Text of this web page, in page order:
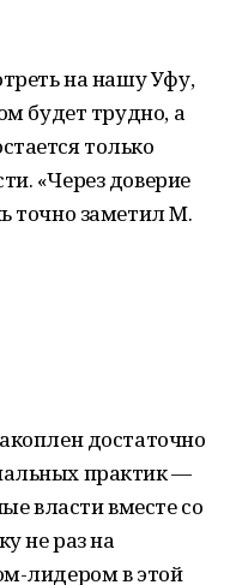
на нашу Уфу,
будет трудно, а
только
«Через доверие
точно заметил М.
достаточно
практик —
власти вместе со
не раз на
лидером в этой